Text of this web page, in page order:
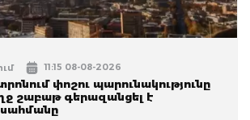
11:15 08-08-2026
փոշու պարունակությունը
շաբաթ գերազանցել է
սահմանը